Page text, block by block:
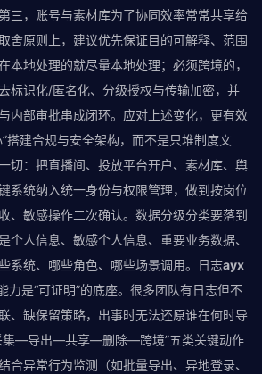
三，账号与素材库为了协同效率常常共享给
舍原则上，建议优先保证目的可解释、范围
本地处理的就尽量本地处理；必须跨境的，
标识化/匿名化、分级授权与传输加密，并
内部审批串成闭环。应对上述变化，更有效
搭建合规与安全架构，而不是只堆制度文
切：把直播间、投放平台开户、素材库、舆
系统纳入统一身份与权限管理，做到按岗位
、敏感操作二次确认。数据分级分类要落到
个人信息、敏感个人信息、重要业务数据、
系统、哪些角色、哪些场景调用。日志ayx
力是“可证明”的底座。很多团队有日志但不
、缺保留策略，出事时无法还原谁在何时导
集—导出—共享—删除—跨境”五类关键动作
合异常行为监测（如批量导出、异地登录、